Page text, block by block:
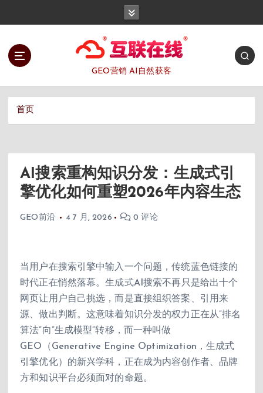
GEO营销 AI自然获客
首页
AI搜索重构知识分发：生成式引
擎优化如何重塑2026年内容生态
GEO前沿 4 7 月, 2026 0 评论
当用户在搜索引擎中输入一个问题，传统蓝色链接的
时代正在悄然落幕。生成式AI搜索不再只是给出十个
网页让用户自己挑选，而是直接组织答案、引用来
源、做出判断。这意味着知识分发的权力正在从”排名
算法”向”生成模型”转移，而一种叫做
GEO（Generative Engine Optimization，生成式
引擎优化）的新兴学科，正在成为内容创作者、品牌
方和知识平台必须面对的命题。